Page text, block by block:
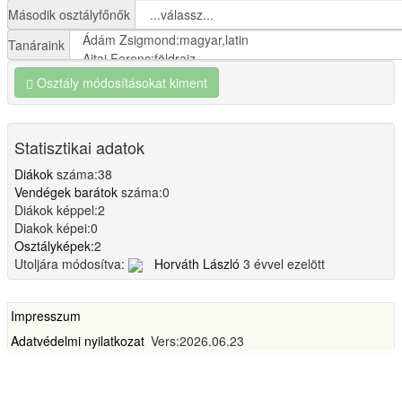
Második osztályfőnők
Tanáraink
Osztály módosításokat kiment
Statisztikai adatok
Diákok száma:38
Vendégek barátok száma:0
Diákok képpel:2
Diakok képei:0
Osztályképek:2
Utoljára módosítva:
Horváth László 3 évvel ezelött
Impresszum
Adatvédelmi nyilatkozat Vers:2026.06.23